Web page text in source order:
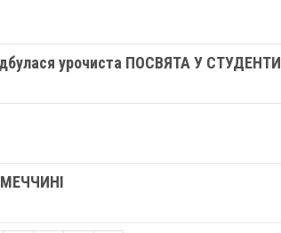
урочиста ПОСВЯТА У СТУДЕНТИ